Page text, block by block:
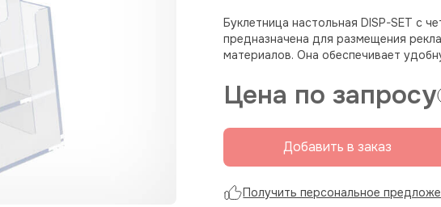
Буклетница настольная DISP-SET с
предназначена для размещения
материалов. Она обеспечивает
Цена по запросу
Добавить в заказ
Получить персональное